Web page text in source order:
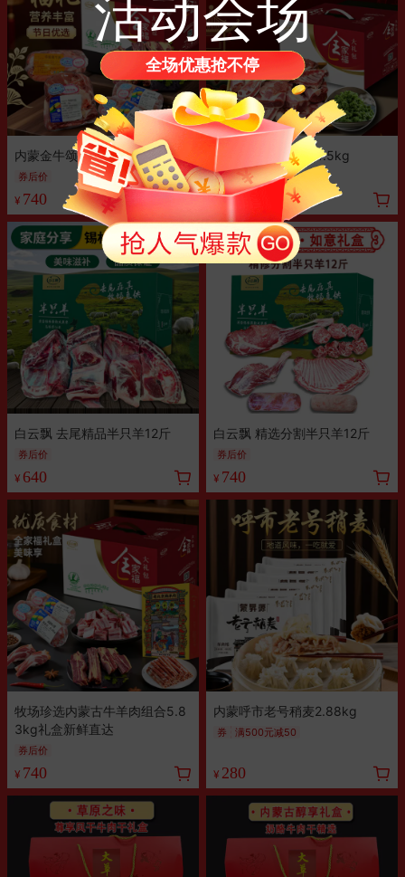
内蒙金牛颂福礼盒 6kg
券后价
¥ 740
内蒙草原手把羊肉4.5kg
券 满500元减50
¥490
白云飘 去尾精品半只羊12斤
券后价
¥ 640
白云飘 精选分割半只羊12斤
券后价
¥ 740
牧场珍选内蒙古牛羊肉组合5.8
3kg礼盒新鲜直达
券后价
¥ 740
内蒙呼市老号稍麦2.88kg
券 满500元减50
¥ 280
活动会场
全场优惠抢不停